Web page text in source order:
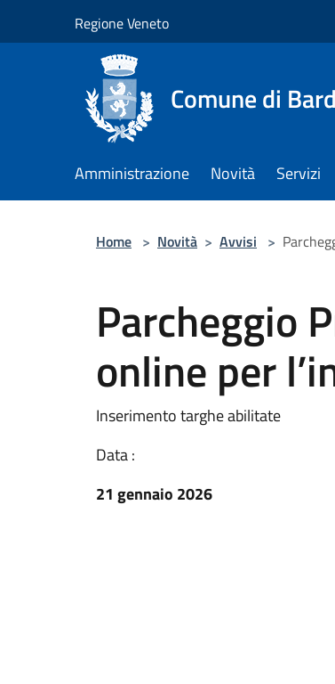
Regione Veneto
Comune di
Amministrazione Novità Servizi
Home > Novità > Avvisi >
Parcheggio
online per
Inserimento targhe abilitate
Data :
21 gennaio 2026